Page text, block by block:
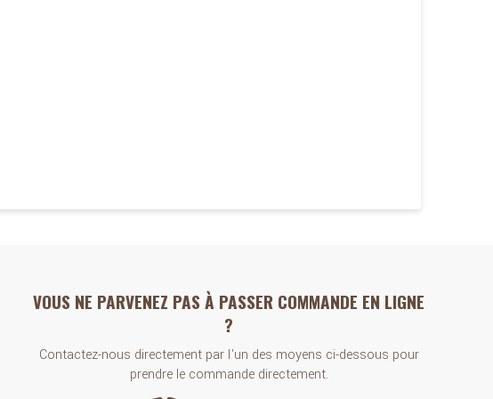
VOUS NE PARVENEZ PAS À PASSER COMMANDE EN LIGNE
?
Contactez-nous directement par l'un des moyens ci-dessous pour
prendre le commande directement.